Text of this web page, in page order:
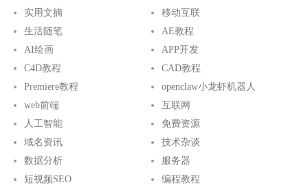
实用文摘
移动互联
生活随笔
AE教程
AI绘画
APP开发
C4D教程
CAD教程
Premiere教程
openclaw小龙虾机器人
web前端
互联网
人工智能
免费资源
域名资讯
技术杂谈
数据分析
服务器
短视频SEO
编程教程